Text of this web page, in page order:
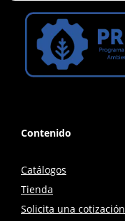
Contenido
Catálogos
Tienda
Solicita una cotización